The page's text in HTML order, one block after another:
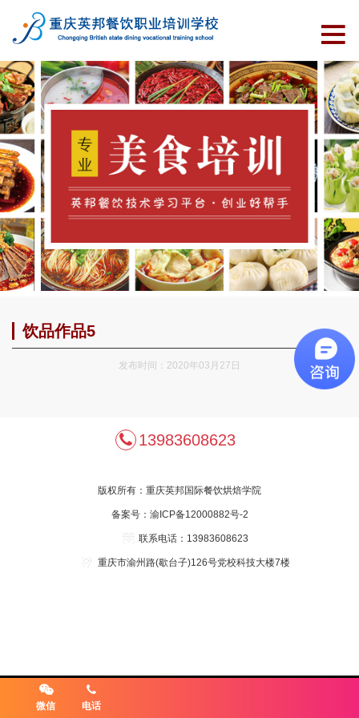
饮品作品5
发布时间：2020年03月27日
13983608623
版权所有： 重庆英邦国际餐饮烘焙学院
备案号： 渝ICP备12000882号-2
联系电话：13983608623
重庆市渝州路(歇台子)126号党校科技大楼7楼
微信 电话